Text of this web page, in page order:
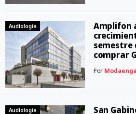
Audiología
Amplifon
semestre
comprar
Por
Audiología
San